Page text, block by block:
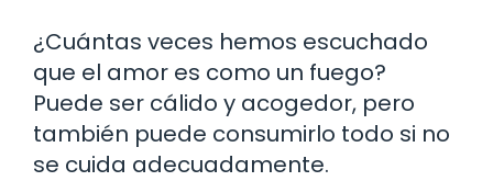
¿Cuántas veces hemos escuchado
que el amor es como un fuego?
Puede ser cálido y acogedor, pero
también puede consumirlo todo si no
se cuida adecuadamente.